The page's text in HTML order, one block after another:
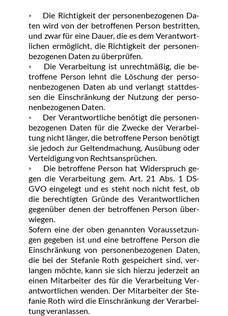
◦	Die Rich­tig­keit der per­so­nen­be­zo­ge­nen Da­
ten wird von der be­trof­fe­nen Per­son be­strit­ten,
und zwar für ei­ne Dau­er, die es dem Ver­ant­wort­
li­chen er­mög­licht, die Rich­tig­keit der per­so­nen­
be­zo­ge­nen Da­ten zu über­prü­fen.
◦	Die Ver­ar­bei­tung ist un­recht­mä­ßig, die be­
trof­fe­ne Per­son lehnt die Lö­schung der per­so­
nen­be­zo­ge­nen Da­ten ab und ver­langt statt­des­
sen die Ein­schrän­kung der Nut­zung der per­so­
nen­be­zo­ge­nen Da­ten.
◦	Der Ver­ant­wort­li­che be­nö­tigt die per­so­nen­
be­zo­ge­nen Da­ten für die Zwe­cke der Ver­ar­bei­
tung nicht län­ger, die be­trof­fe­ne Per­son be­nö­tigt
sie je­doch zur Gel­tend­ma­chung, Aus­übung oder
Ver­tei­di­gung von Rechts­an­sprü­chen.
◦	Die be­trof­fe­ne Per­son hat Wi­der­spruch ge­
gen die Ver­ar­bei­tung gem. Art. 21 Abs. 1 DS-
GVO ein­ge­legt und es steht noch nicht fest, ob
die be­rech­tig­ten Grün­de des Ver­ant­wort­li­chen
ge­gen­über de­nen der be­trof­fe­nen Per­son über­
wie­gen.
So­fern ei­ne der oben ge­nann­ten Vor­aus­set­zun­
gen ge­ge­ben ist und ei­ne be­trof­fe­ne Per­son die
Ein­schrän­kung von per­so­nen­be­zo­ge­nen Da­ten,
die bei der Ste­fa­nie Roth ge­spei­chert sind, ver­
lan­gen möch­te, kann sie sich hier­zu je­der­zeit an
ei­nen Mit­ar­bei­ter des für die Ver­ar­bei­tung Ver­
ant­wort­li­chen wen­den. Der Mit­ar­bei­ter der Ste­
fa­nie Roth wird die Ein­schrän­kung der Ver­ar­bei­
tung ver­an­las­sen.